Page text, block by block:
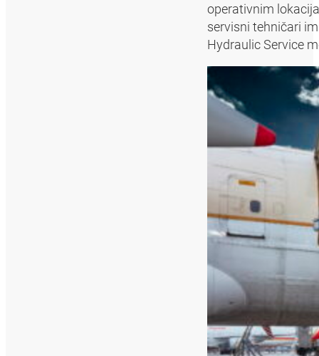
operativnim
servisni tehničari
Hydraulic Service